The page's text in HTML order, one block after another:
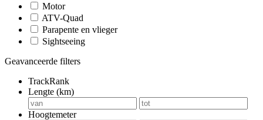
Motor
ATV-Quad
Parapente en vlieger
Sightseeing
Geavanceerde filters
TrackRank
Lengte (km)
Hoogtemeter